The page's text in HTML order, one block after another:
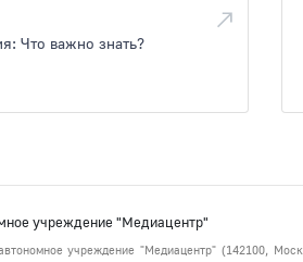
Что важно знать?
учреждение "Медиацентр"
учреждение "Медиацентр" (142100,